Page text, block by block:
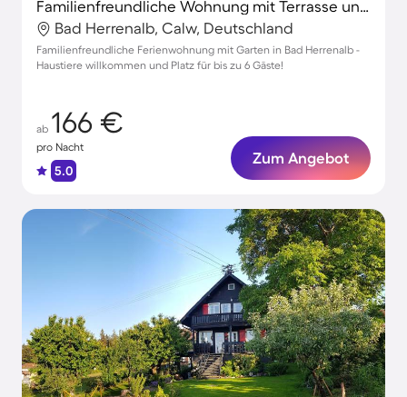
Familienfreundliche Wohnung mit Terrasse und Garten | Hunde erlaubt
Bad Herrenalb, Calw, Deutschland
Familienfreundliche Ferienwohnung mit Garten in Bad Herrenalb -
Haustiere willkommen und Platz für bis zu 6 Gäste!
ab 166 €
pro Nacht
5.0
Zum Angebot